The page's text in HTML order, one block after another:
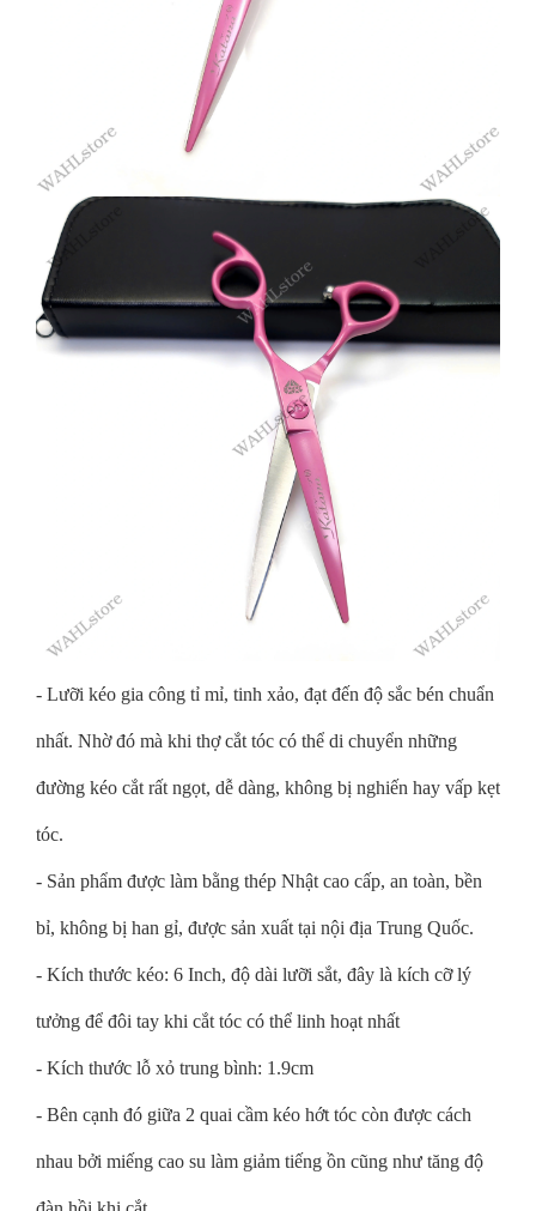
- Lưỡi kéo gia công tỉ mỉ, tinh xảo, đạt đến độ sắc bén chuẩn
nhất. Nhờ đó mà khi thợ cắt tóc có thể di chuyển những
đường kéo cắt rất ngọt, dễ dàng, không bị nghiến hay vấp kẹt
tóc.
- Sản phẩm được làm bằng thép Nhật cao cấp, an toàn, bền
bỉ, không bị han gỉ, được sản xuất tại nội địa Trung Quốc.
- Kích thước kéo: 6 Inch, độ dài lưỡi sắt, đây là kích cỡ lý
tưởng để đôi tay khi cắt tóc có thể linh hoạt nhất
- Kích thước lỗ xỏ trung bình: 1.9cm
- Bên cạnh đó giữa 2 quai cầm kéo hớt tóc còn được cách
nhau bởi miếng cao su làm giảm tiếng ồn cũng như tăng độ